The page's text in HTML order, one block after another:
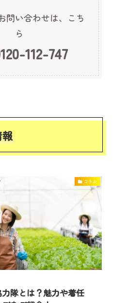
問い合わせは、こち
ら
112-747
コラム
隊とは？魅力や着任